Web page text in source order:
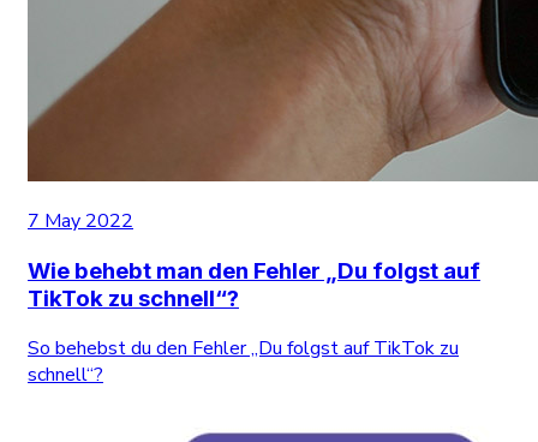
7 May 2022
Wie behebt man den Fehler „Du folgst auf
TikTok zu schnell“?
So behebst du den Fehler „Du folgst auf TikTok zu
schnell“?